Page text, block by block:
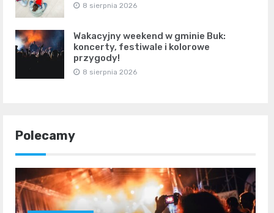
8 sierpnia 2026
Wakacyjny weekend w gminie Buk:
koncerty, festiwale i kolorowe
przygody!
8 sierpnia 2026
Polecamy